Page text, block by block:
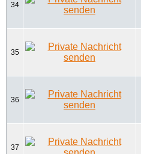
34
35
36
37